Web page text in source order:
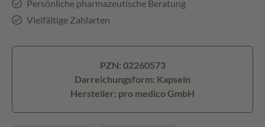
Persönliche pharmazeutische Beratung
Vielfältige Zahlarten
PZN: 02260573
Darreichungsform: Kapseln
Hersteller: pro medico GmbH